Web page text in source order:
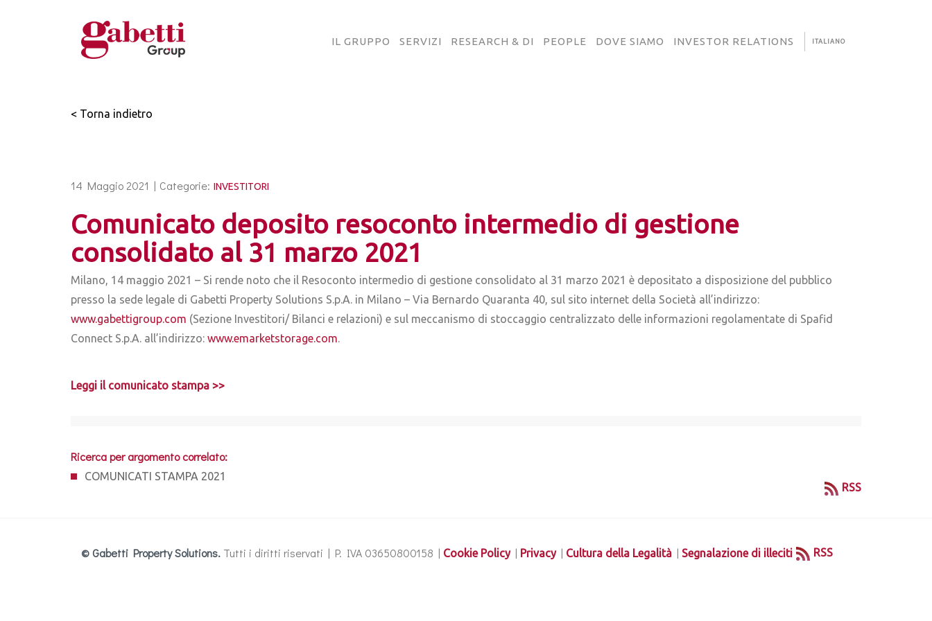
IL GRUPPO SERVIZI RESEARCH & DI PEOPLE DOVE SIAMO INVESTOR RELATIONS ITALIANO
< Torna indietro
14 Maggio 2021 | Categorie: INVESTITORI
Comunicato deposito resoconto intermedio di gestione
consolidato al 31 marzo 2021
Milano, 14 maggio 2021 – Si rende noto che il Resoconto intermedio di gestione consolidato al 31 marzo 2021 è depositato a disposizione del pubblico
presso la sede legale di Gabetti Property Solutions S.p.A. in Milano – Via Bernardo Quaranta 40, sul sito internet della Società all’indirizzo:
www.gabettigroup.com (Sezione Investitori/ Bilanci e relazioni) e sul meccanismo di stoccaggio centralizzato delle informazioni regolamentate di Spafid
Connect S.p.A. all’indirizzo: www.emarketstorage.com.
Leggi il comunicato stampa >>
Ricerca per argomento correlato:
COMUNICATI STAMPA 2021
RSS
© Gabetti Property Solutions. Tutti i diritti riservati | P. IVA 03650800158 | Cookie Policy| Privacy| Cultura della Legalità | Segnalazione di illeciti RSS